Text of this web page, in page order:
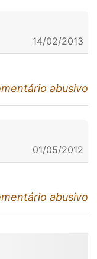
14/02/2013
abusivo
01/05/2012
abusivo